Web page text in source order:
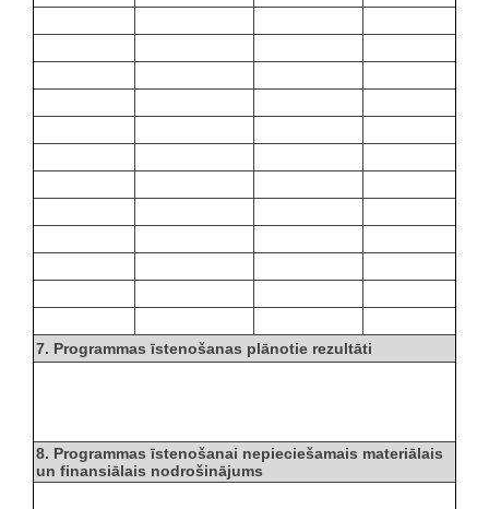
7. Programmas īstenošanas plānotie rezultāti
8. Programmas īstenošanai nepieciešamais materiālais
un finansiālais nodrošinājums